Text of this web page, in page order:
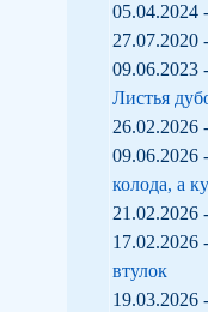
05.04.2024
27.07.2020
09.06.2023
Листья
26.02.2026
09.06.2026
колода, а
21.02.2026
17.02.2026
втулок
19.03.2026